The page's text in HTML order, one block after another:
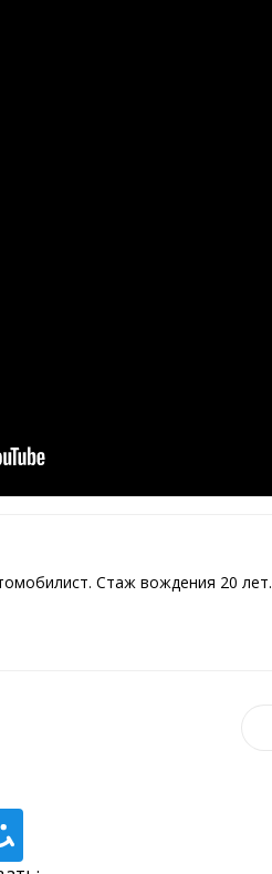
Стаж вождения 20 лет.